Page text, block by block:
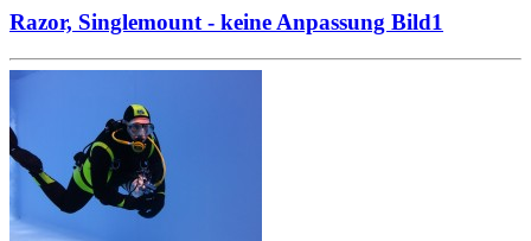
Razor, Singlemount - keine Anpassung Bild1